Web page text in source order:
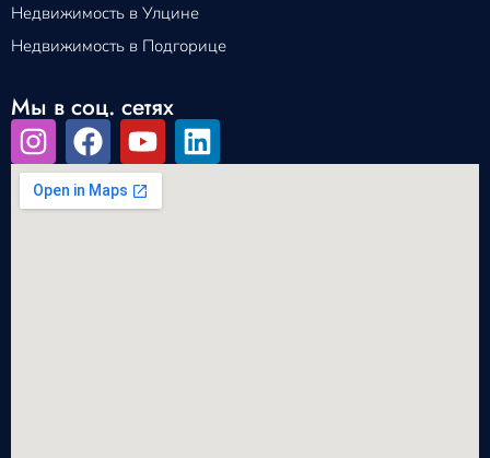
Недвижимость в Улцине
Недвижимость в Подгорице
Мы в соц. сетях